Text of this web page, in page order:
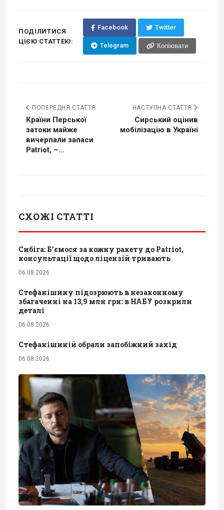
ПОДІЛИТИСЯ
ЦІЄЮ СТАТТЕЮ:
Facebook Twitter
Telegram Копіювати
ПОПЕРЕДНЯ СТАТТЯ
Країни Перської
затоки майже
вичерпали запаси
Patriot, –...
НАСТУПНА СТАТТЯ
Сирський оцінив
мобілізацію в Україні
СХОЖІ СТАТТІ
Сибіга: Б’ємося за кожну ракету до Patriot,
консультації щодо ліцензій тривають
06.08.2026
Стефанішину підозрюють в незаконному
збагаченні на 13,9 млн грн: в НАБУ розкрили
деталі
06.08.2026
Стефанішиній обрали запобіжний захід
06.08.2026